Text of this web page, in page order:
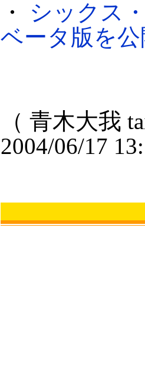
・ シックス
ベータ版を公
（ 青木大我
2004/06/17